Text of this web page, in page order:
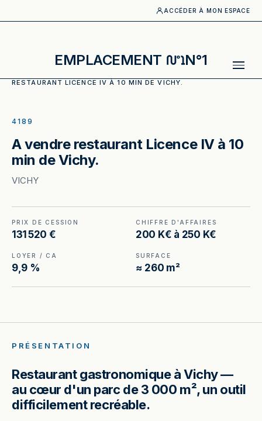
ACCÉDER À MON ESPACE
EMPLACEMENT N°1
RESTAURANT LICENCE IV À 10 MIN DE VICHY.
4189
A vendre restaurant Licence IV à 10
min de Vichy.
VICHY
PRIX DE CESSION
131 520 €
CHIFFRE D'AFFAIRES
200 K€ à 250 K€
LOYER / CA
9,9 %
SURFACE
≈ 260 m²
PRÉSENTATION
Restaurant gastronomique à Vichy —
au cœur d'un parc de 3 000 m², un outil
difficilement recréable.